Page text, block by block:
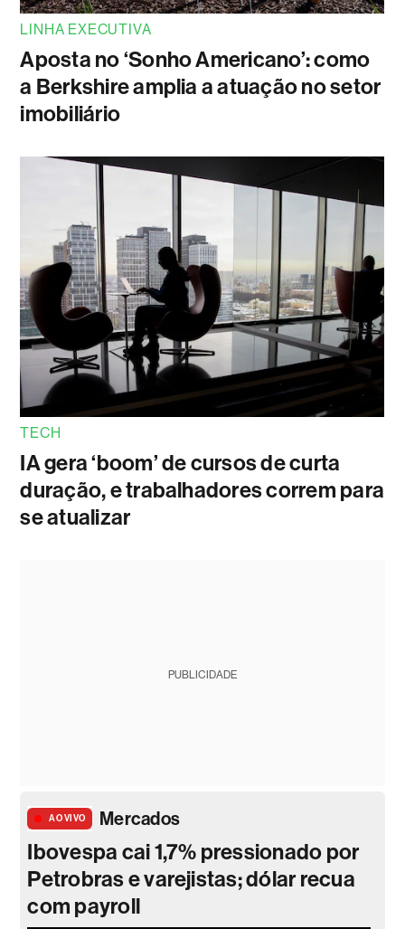
LINHA EXECUTIVA
Aposta no ‘Sonho Americano’: como
a Berkshire amplia a atuação no setor
imobiliário
TECH
IA gera ‘boom’ de cursos de curta
duração, e trabalhadores correm para
se atualizar
PUBLICIDADE
AO VIVO Mercados
Ibovespa cai 1,7% pressionado por
Petrobras e varejistas; dólar recua
com payroll